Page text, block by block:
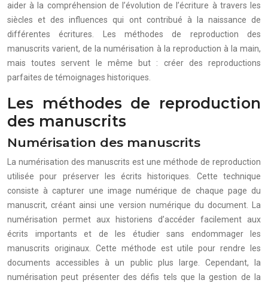
aider à la compréhension de l’évolution de l’écriture à travers les
siècles et des influences qui ont contribué à la naissance de
différentes écritures. Les méthodes de reproduction des
manuscrits varient, de la numérisation à la reproduction à la main,
mais toutes servent le même but : créer des reproductions
parfaites de témoignages historiques.
Les méthodes de reproduction
des manuscrits
Numérisation des manuscrits
La numérisation des manuscrits est une méthode de reproduction
utilisée pour préserver les écrits historiques. Cette technique
consiste à capturer une image numérique de chaque page du
manuscrit, créant ainsi une version numérique du document. La
numérisation permet aux historiens d’accéder facilement aux
écrits importants et de les étudier sans endommager les
manuscrits originaux. Cette méthode est utile pour rendre les
documents accessibles à un public plus large. Cependant, la
numérisation peut présenter des défis tels que la gestion de la